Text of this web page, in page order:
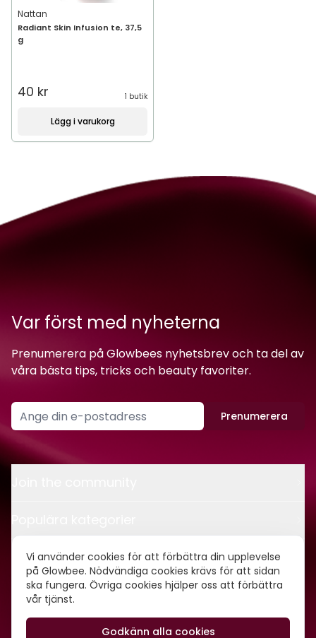
Vi använder cookies för att förbättra din upplevelse
på Glowbee. Nödvändiga cookies krävs för att sidan
ska fungera. Övriga cookies hjälper oss att förbättra
vår tjänst.
Godkänn alla cookies
Nattan
Radiant Skin Infusion te, 37,5
g
40 kr 1 butik
Lägg i varukorg
Var först med nyheterna
Prenumerera på Glowbees nyhetsbrev och ta del av
våra bästa tips, tricks och beauty favoriter.
Prenumerera
Kontakt
Om oss